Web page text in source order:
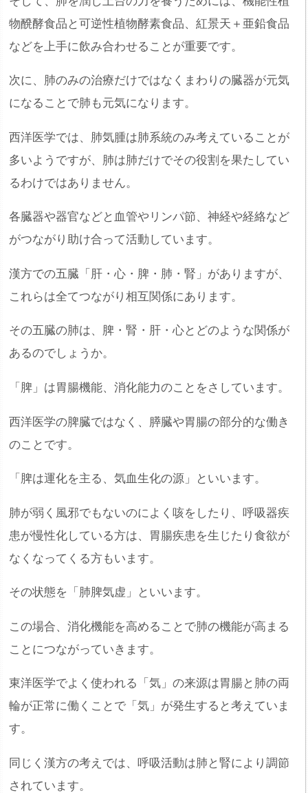
物醗酵食品と可逆性植物酵素食品、紅景天＋亜鉛食品
などを上手に飲み合わせることが重要です。
次に、肺のみの治療だけではなくまわりの臓器が元気
になることで肺も元気になります。
西洋医学では、肺気腫は肺系統のみ考えていることが
多いようですが、肺は肺だけでその役割を果たしてい
るわけではありません。
各臓器や器官などと血管やリンパ節、神経や経絡など
がつながり助け合って活動しています。
漢方での五臓「肝・心・脾・肺・腎」がありますが、
これらは全てつながり相互関係にあります。
その五臓の肺は、脾・腎・肝・心とどのような関係が
あるのでしょうか。
「脾」は胃腸機能、消化能力のことをさしています。
西洋医学の脾臓ではなく、膵臓や胃腸の部分的な働き
のことです。
「脾は運化を主る、気血生化の源」といいます。
肺が弱く風邪でもないのによく咳をしたり、呼吸器疾
患が慢性化している方は、胃腸疾患を生じたり食欲が
なくなってくる方もいます。
その状態を「肺脾気虚」といいます。
この場合、消化機能を高めることで肺の機能が高まる
ことにつながっていきます。
東洋医学でよく使われる「気」の来源は胃腸と肺の両
輪が正常に働くことで「気」が発生すると考えていま
す。
同じく漢方の考えでは、呼吸活動は肺と腎により調節
されています。